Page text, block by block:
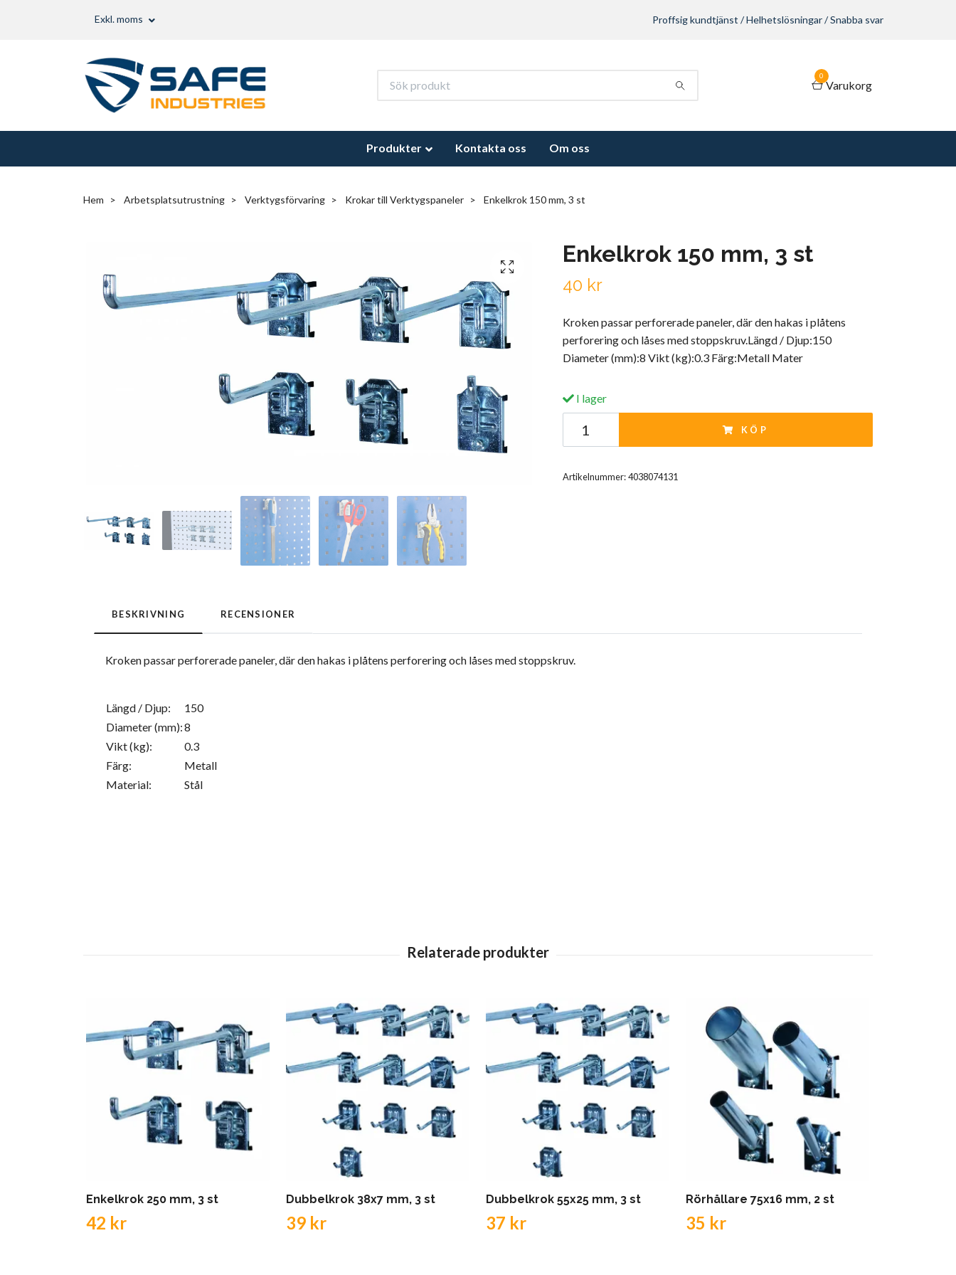
Exkl. moms Proffsig kundtjänst / Helhetslösningar / Snabba svar
0
Varukorg
Produkter Kontakta oss Om oss
Hem Arbetsplatsutrustning Verktygsförvaring Krokar till Verktygspaneler Enkelkrok 150 mm, 3 st
Enkelkrok 150 mm, 3 st
40 kr
Kroken passar perforerade paneler, där den hakas i plåtens
perforering och låses med stoppskruv.Längd / Djup:150
Diameter (mm):8 Vikt (kg):0.3 Färg:Metall Mater
I lager
KÖP
Artikelnummer:4038074131
BESKRIVNING RECENSIONER
Kroken passar perforerade paneler, där den hakas i plåtens perforering och låses med stoppskruv.
Längd / Djup:
150
Diameter (mm):8
Vikt (kg):
0.3
Färg:
Metall
Material:
Stål
Enkelkrok 250 mm, 3 st
42 kr
Dubbelkrok 38x7 mm, 3 st
39 kr
Dubbelkrok 55x25 mm, 3 st
37 kr
Rörhållare 75x16 mm, 2 st
35 kr